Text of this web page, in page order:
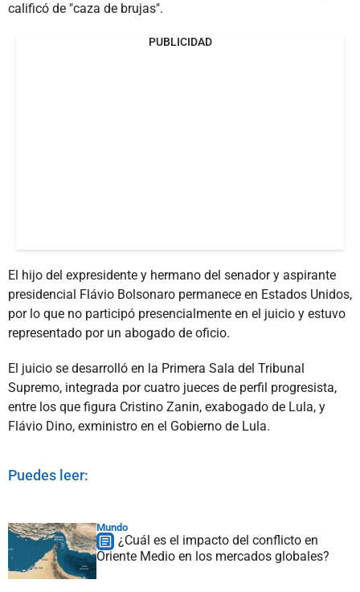
calificó de "caza de brujas".
PUBLICIDAD
El hijo del expresidente y hermano del senador y aspirante
presidencial Flávio Bolsonaro permanece en Estados Unidos,
por lo que no participó presencialmente en el juicio y estuvo
representado por un abogado de oficio.
El juicio se desarrolló en la Primera Sala del Tribunal
Supremo, integrada por cuatro jueces de perfil progresista,
entre los que figura Cristino Zanin, exabogado de Lula, y
Flávio Dino, exministro en el Gobierno de Lula.
Puedes leer:
Mundo
¿Cuál es el impacto del conflicto en
Oriente Medio en los mercados globales?